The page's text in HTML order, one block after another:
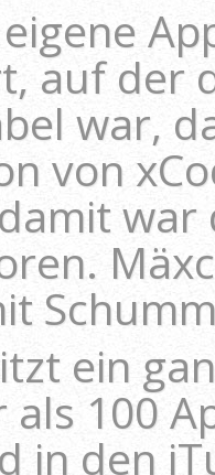
auf der
war,
von
ein
100
in den